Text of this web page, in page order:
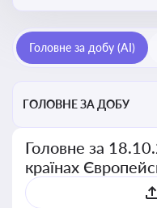
Головне за добу (AI)
ГОЛОВНЕ ЗА ДОБУ
Головне за
країнах